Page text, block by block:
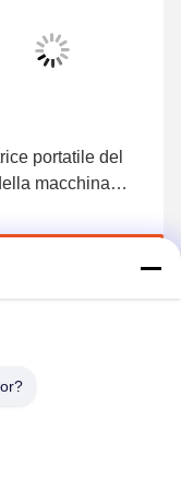
portatile del
macchina
gioielli micro